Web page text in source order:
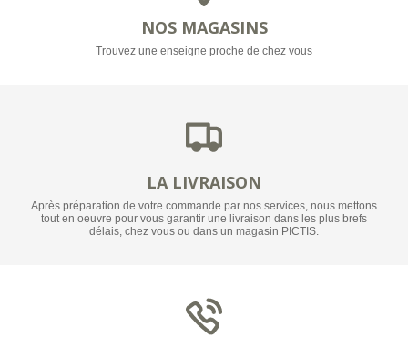
NOS MAGASINS
Trouvez une enseigne proche de chez vous
LA LIVRAISON
Après préparation de votre commande par nos services, nous mettons
tout en oeuvre pour vous garantir une livraison dans les plus brefs
délais, chez vous ou dans un magasin PICTIS.